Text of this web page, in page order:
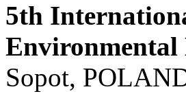
5th
Environmental
Sopot,